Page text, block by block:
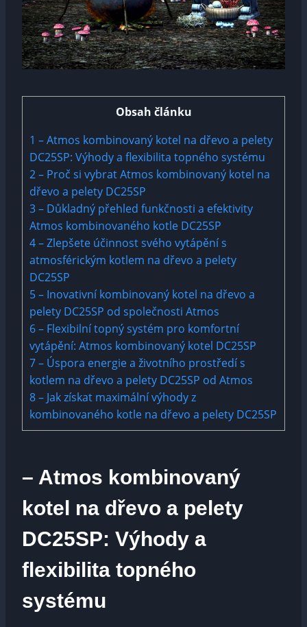
Obsah článku
1 – Atmos kombinovaný kotel na dřevo a pelety
DC25SP: Výhody a flexibilita topného systému
2– Proč si vybrat Atmos kombinovaný kotel na
dřevo a pelety DC25SP
3– Důkladný přehled funkčnosti a efektivity
Atmos kombinovaného kotle DC25SP
4– Zlepšete účinnost svého vytápění s
atmosférickým kotlem na dřevo a pelety
DC25SP
5– Inovativní kombinovaný kotel na dřevo a
pelety DC25SP od společnosti Atmos
6– Flexibilní topný systém pro komfortní
vytápění: Atmos kombinovaný kotel DC25SP
7– Úspora energie a životního prostředí s
kotlem na dřevo a pelety DC25SP od Atmos
8– Jak získat maximální výhody z
kombinovaného kotle na dřevo a pelety DC25SP
– Atmos kombinovaný
kotel na dřevo a pelety
DC25SP: Výhody a
flexibilita topného
systému